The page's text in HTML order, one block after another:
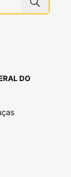
DO